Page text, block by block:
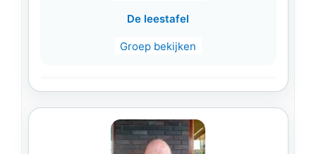
De leestafel
Groep bekijken